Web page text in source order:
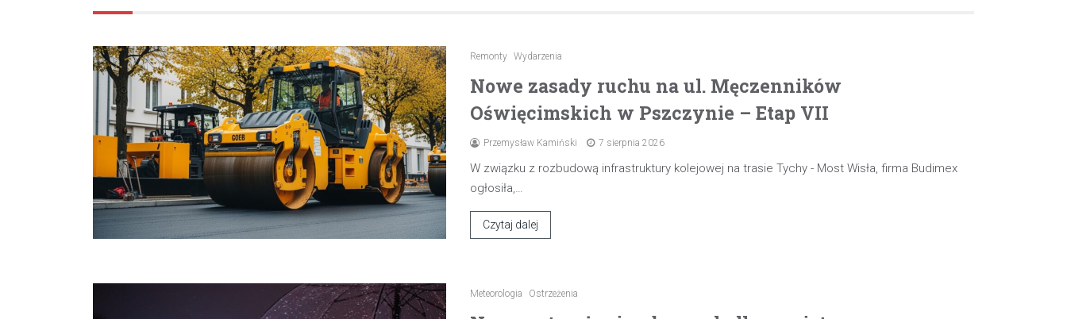
Remonty Wydarzenia
Nowe zasady ruchu na ul. Męczenników
Oświęcimskich w Pszczynie – Etap VII
Przemysław Kamiński 7 sierpnia 2026
W związku z rozbudową infrastruktury kolejowej na trasie Tychy - Most Wisła, firma Budimex
ogłosiła,…
Czytaj dalej
Meteorologia Ostrzeżenia